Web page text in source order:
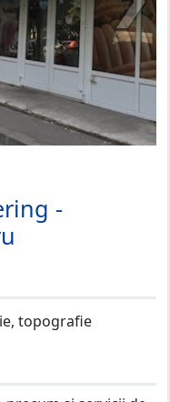
-
topografie